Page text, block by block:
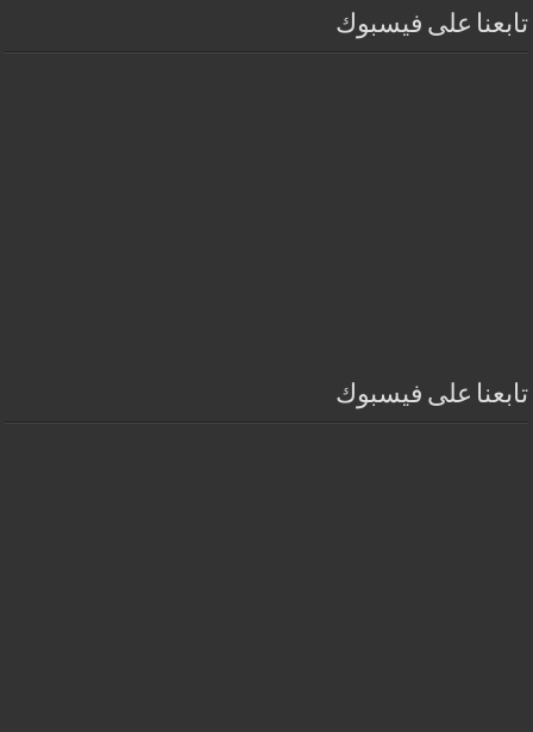
تابعنا على فيسبوك
تابعنا على فيسبوك